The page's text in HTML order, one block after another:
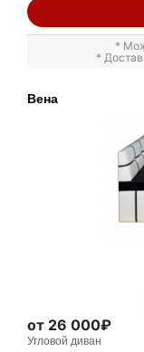
*
*
Вена
от 26 000₽
Угловой диван